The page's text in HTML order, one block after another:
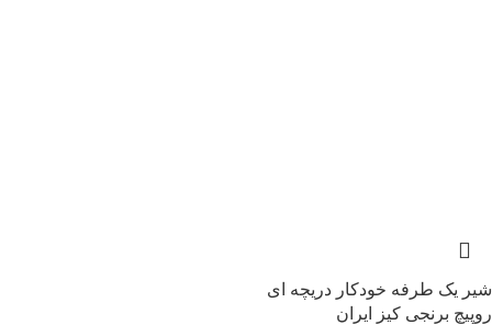
شیر یک طرفه خودکار دریچه ای
روپیچ برنجی کیز ایران